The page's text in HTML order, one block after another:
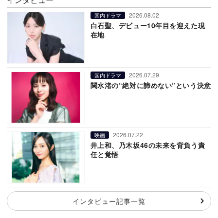
国内ドラマ 2026.08.02
白石聖、デビュー10年目を迎えた現
在地
国内ドラマ 2026.07.29
関水渚の“絶対に諦めない”という決意
映画 2026.07.22
井上和、乃木坂46の未来を背負う責
任と覚悟
インタビュー記事一覧